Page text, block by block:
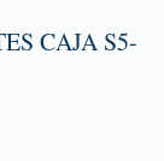
CAJA S5-